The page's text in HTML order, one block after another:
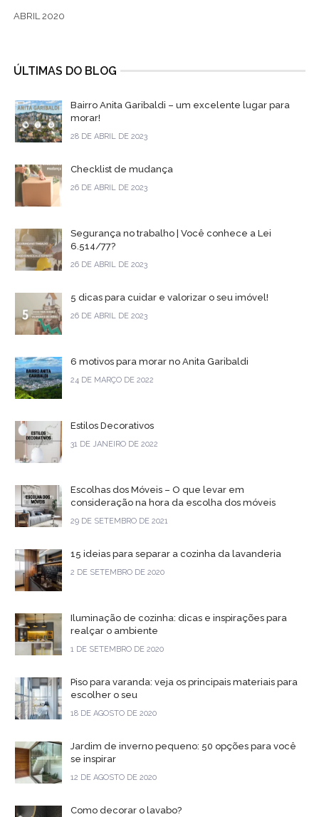
ABRIL 2020
ÚLTIMAS DO BLOG
Bairro Anita Garibaldi – um excelente lugar para
morar!
28 DE ABRIL DE 2023
Checklist de mudança
26 DE ABRIL DE 2023
Segurança no trabalho | Você conhece a Lei
6.514/77?
26 DE ABRIL DE 2023
5 dicas para cuidar e valorizar o seu imóvel!
26 DE ABRIL DE 2023
6 motivos para morar no Anita Garibaldi
24 DE MARÇO DE 2022
Estilos Decorativos
31 DE JANEIRO DE 2022
Escolhas dos Móveis – O que levar em
consideração na hora da escolha dos móveis
29 DE SETEMBRO DE 2021
15 ideias para separar a cozinha da lavanderia
2 DE SETEMBRO DE 2020
Iluminação de cozinha: dicas e inspirações para
realçar o ambiente
1 DE SETEMBRO DE 2020
Piso para varanda: veja os principais materiais para
escolher o seu
18 DE AGOSTO DE 2020
Jardim de inverno pequeno: 50 opções para você
se inspirar
12 DE AGOSTO DE 2020
Como decorar o lavabo?